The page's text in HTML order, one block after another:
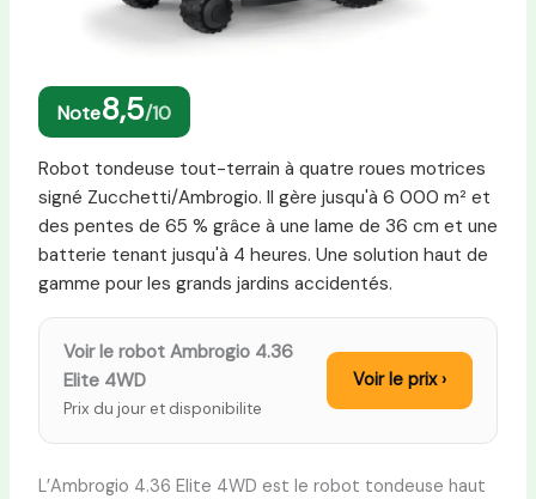
Note8,5/10
Robot tondeuse tout-terrain à quatre roues motrices
signé Zucchetti/Ambrogio. Il gère jusqu'à 6 000 m² et
des pentes de 65 % grâce à une lame de 36 cm et une
batterie tenant jusqu'à 4 heures. Une solution haut de
gamme pour les grands jardins accidentés.
Voir le robot Ambrogio 4.36
Elite 4WD
Prix du jour et disponibilite
Voir le prix ›
L’Ambrogio 4.36 Elite 4WD est le robot tondeuse haut